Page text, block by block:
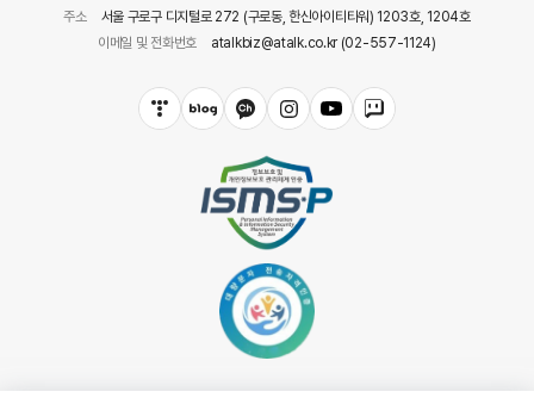
주소
서울 구로구 디지털로 272 (구로동, 한신아이티타워) 1203호, 1204호
이메일 및 전화번호
atalkbiz@atalk.co.kr (02-557-1124)